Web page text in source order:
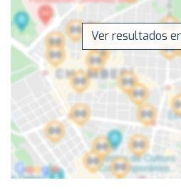
Ver resultados